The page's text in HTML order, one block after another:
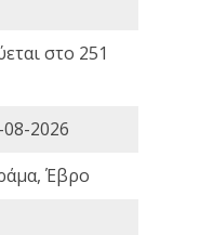
στο 251
2026
Έβρο